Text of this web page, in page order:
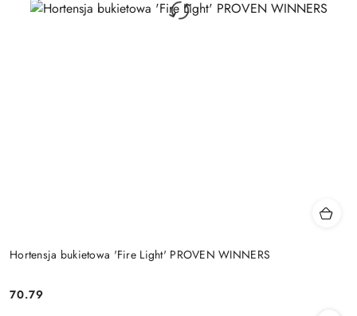
Hortensja bukietowa 'Fire Light' PROVEN WINNERS
Cena:
70.79